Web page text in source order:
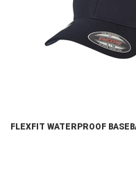
FLEXFIT WATERPROOF